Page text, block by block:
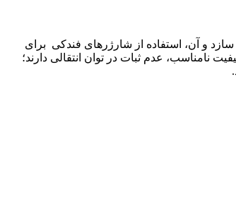
و آن، استفاده از شارژرهای فندکی برای
نامناسب، عدم ثبات در توان انتقالی دارند؛